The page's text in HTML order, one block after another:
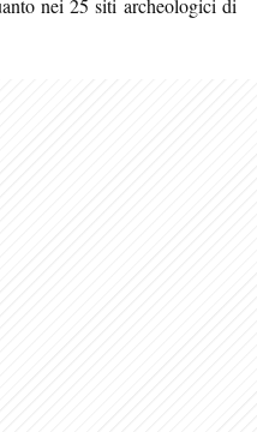
nei 25 siti archeologici di